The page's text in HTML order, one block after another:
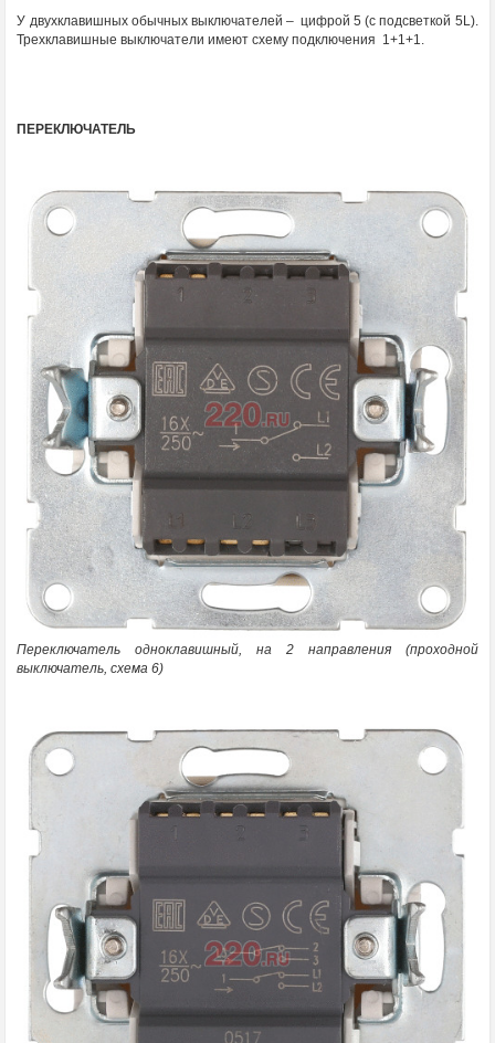
У двухклавишных обычных выключателей – цифрой 5 (с подсветкой 5L).
Трехклавишные выключатели имеют схему подключения 1+1+1.
ПЕРЕКЛЮЧАТЕЛЬ
Переключатель одноклавишный, на 2 направления (проходной
выключатель, схема 6)